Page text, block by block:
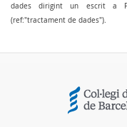
dades dirigint un escrit a
(ref:"tractament de dades").